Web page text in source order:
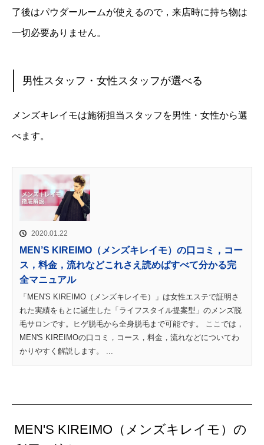
了後はパウダールームが使えるので，来店時に持ち物は
一切必要ありません。
男性スタッフ・女性スタッフが選べる
メンズキレイモは施術担当スタッフを男性・女性から選
べます。
2020.01.22
MEN’S KIREIMO（メンズキレイモ）の口コミ，コー
ス，料金，流れなどこれさえ読めばすべて分かる完
全マニュアル
「MEN'S KIREIMO（メンズキレイモ）」は女性エステで証明さ
れた実績をもとに誕生した「ライフスタイル提案型」のメンズ脱
毛サロンです。ヒゲ脱毛から全身脱毛まで可能です。 ここでは，
MEN'S KIREIMOの口コミ，コース，料金，流れなどについてわ
かりやすく解説します。 ...
MEN'S KIREIMO（メンズキレイモ）の